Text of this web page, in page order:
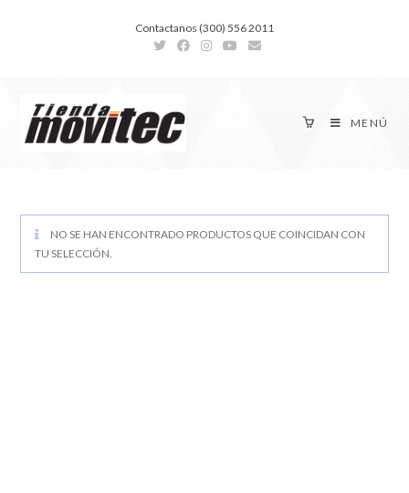
Contactanos (300) 556 2011
MENÚ
NO SE HAN ENCONTRADO PRODUCTOS QUE COINCIDAN CON
TU SELECCIÓN.